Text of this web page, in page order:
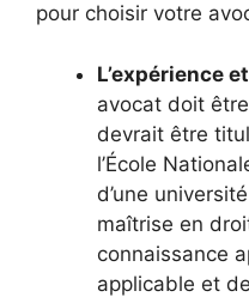
pour choisir votre
L’expérience
avocat doit
devrait être
l’École
d’une
maîtrise en
connaissance
applicable et